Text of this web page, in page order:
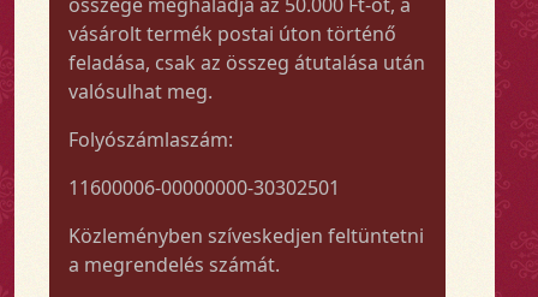
vásárolt termék postai úton történő
feladása, csak az összeg átutalása után
valósulhat meg.
Folyószámlaszám:
11600006-00000000-30302501
Közleményben szíveskedjen feltüntetni
a megrendelés számát.